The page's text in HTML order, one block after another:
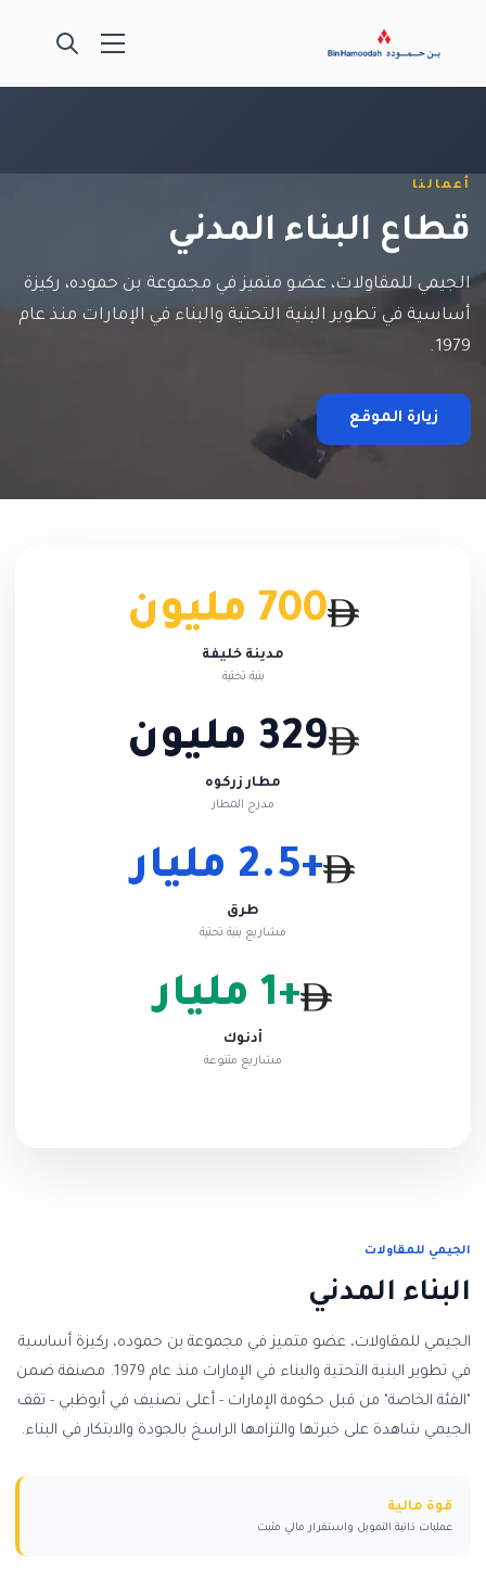
أعمالنا
قطاع البناء المدني
الجيمي للمقاولات، عضو متميز في مجموعة بن حموده، ركيزة
أساسية في تطوير البنية التحتية والبناء في الإمارات منذ عام
1979.
زيارة الموقع
700 مليون
مدينة خليفة
بنية تحتية
329 مليون
مطار زركوه
مدرج المطار
+2.5 مليار
طرق
مشاريع بنية تحتية
+1 مليار
أدنوك
مشاريع متنوعة
الجيمي للمقاولات
البناء المدني
الجيمي للمقاولات، عضو متميز في مجموعة بن حموده، ركيزة أساسية
في تطوير البنية التحتية والبناء في الإمارات منذ عام 1979. مصنفة ضمن
"الفئة الخاصة" من قبل حكومة الإمارات - أعلى تصنيف في أبوظبي - تقف
الجيمي شاهدة على خبرتها والتزامها الراسخ بالجودة والابتكار في البناء.
قوة مالية
عمليات ذاتية التمويل واستقرار مالي مثبت